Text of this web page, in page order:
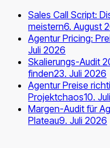
Sales Call Script:
meistern6. August
Agentur Pricing:
Juli 2026
Skalierungs-Audit
finden23. Juli 2026
Agentur Preise
Projektchaos10.
Margen-Audit für
Plateau9. Juli 2026